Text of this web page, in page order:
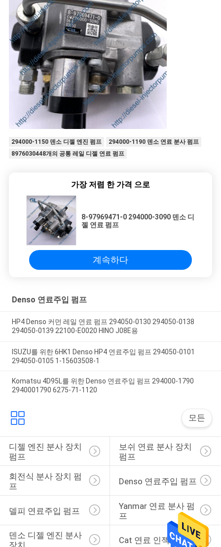
개
호
정
294000-1150 덴소 디젤 엔진 펌프
294000-1190 덴소 연료 분사 펌프
8976030448개의 공통 레일 디젤 연료 펌프
가장 저렴 한 가격 으로
8-97969471-0 294000-3090 덴소 디
젤 연료 펌프
계속하다
Denso 연료주입 펌프
HP4 Denso 커먼 레일 연료 펌프 294050-0130 294050-0138
294050-0139 22100-E0020 HINO J08E용
ISUZU를 위한 6HK1 Denso HP4 연료주입 펌프 294050-0101
294050-0105 1-15603508-1
Komatsu 4D95L를 위한 Denso 연료주입 펌프 294000-1790
2940001790 6275-71-1120
모든
디젤 엔진 분사 장치
펌프
보쉬 연료 분사 장치
펌프
회전식 분사 장치 펌
프
Denso 연료주입 펌프
델피 연료주입 펌프
Yanmar 연료 분사 펌
프
덴소 디젤 엔진 분사
Cat 연료 인젝터